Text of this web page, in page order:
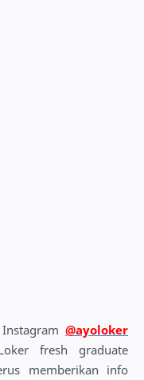
@ayoloker
fresh graduate
memberikan info